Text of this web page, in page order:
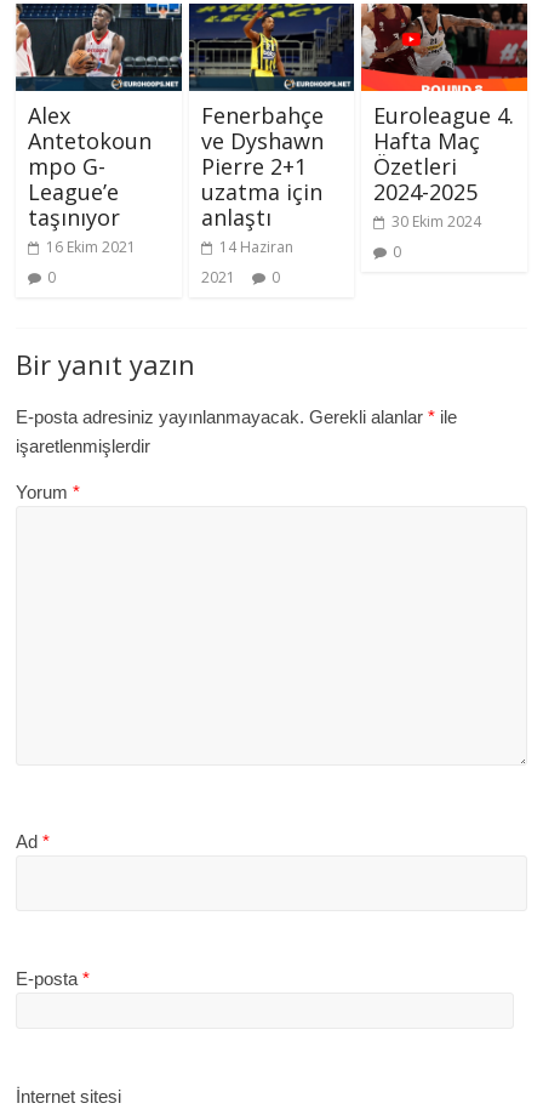
Alex
Antetokoun
mpo G-
League’e
taşınıyor
16 Ekim 2021
0
Fenerbahçe
ve Dyshawn
Pierre 2+1
uzatma için
anlaştı
14 Haziran
2021
0
Euroleague 4.
Hafta Maç
Özetleri
2024-2025
30 Ekim 2024
0
Bir yanıt yazın
E-posta adresiniz yayınlanmayacak. Gerekli alanlar* ile
işaretlenmişlerdir
Yorum*
Ad*
E-posta*
İnternet sitesi